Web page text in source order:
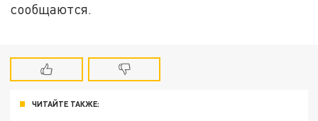
сообщаются.
ЧИТАЙТЕ ТАКЖЕ: